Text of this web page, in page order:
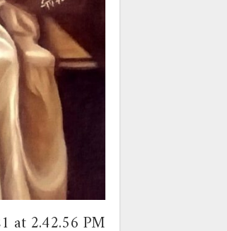
at 2.42.56 PM